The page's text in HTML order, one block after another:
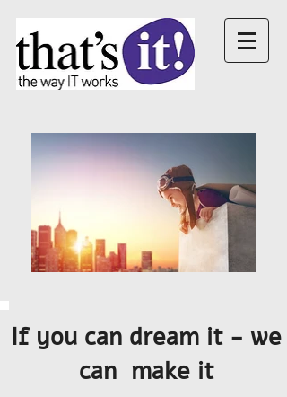
If you can dream it - we
can make it